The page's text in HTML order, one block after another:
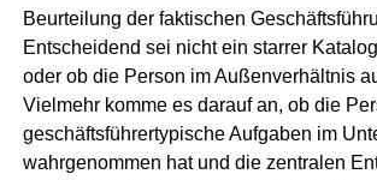
Beurteilung der faktischen
Entscheidend sei nicht ein starrer
oder ob die Person im Außenverhältnis
Vielmehr komme es darauf an, ob die
geschäftsführertypische Aufgaben im
wahrgenommen hat und die zentralen